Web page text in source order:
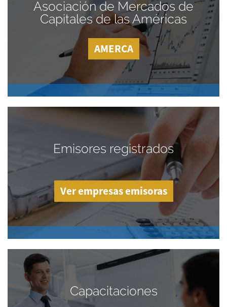
Asociación de Mercados de
Capitales de las Américas
AMERCA
Emisores registrados
Ver empresas emisoras
Capacitaciones